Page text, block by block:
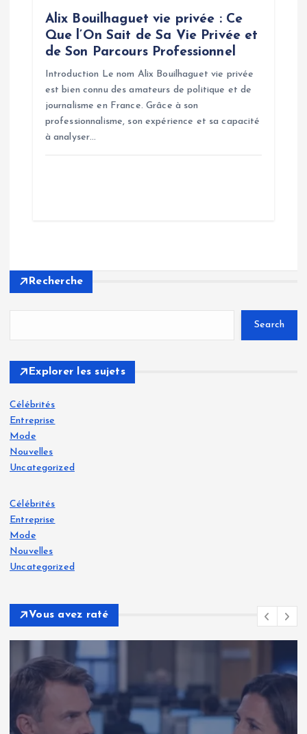
Alix Bouilhaguet vie privée : Ce
Que l’On Sait de Sa Vie Privée et
de Son Parcours Professionnel
Introduction Le nom Alix Bouilhaguet vie privée
est bien connu des amateurs de politique et de
journalisme en France. Grâce à son
professionnalisme, son expérience et sa capacité
à analyser…
Recherche
Search
Explorer les sujets
Célébrités
Entreprise
Mode
Nouvelles
Uncategorized
Célébrités
Entreprise
Mode
Nouvelles
Uncategorized
Vous avez raté